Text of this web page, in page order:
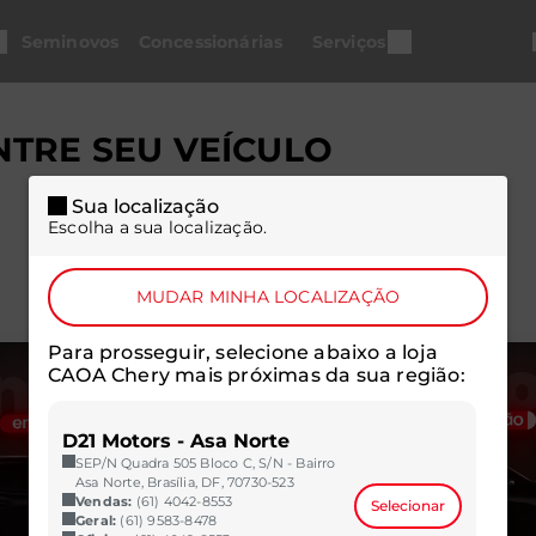
SEU VEÍCULO
Sua localização
Escolha a sua localização.
MUDAR MINHA LOCALIZAÇÃO
Para prosseguir, selecione abaixo a loja
CAOA Chery mais próximas da sua região:
D21 Motors - Asa Norte
SEP/N Quadra 505 Bloco C, S/N - Bairro
Asa Norte, Brasília, DF, 70730-523
Vendas: (61) 4042-8553
Geral: (61) 9583-8478
Selecionar